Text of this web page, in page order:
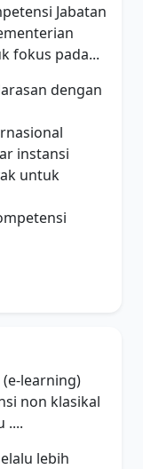
Jabatan
fokus pada...
dengan
instansi
untuk
learning)
non klasikal
....
lebih